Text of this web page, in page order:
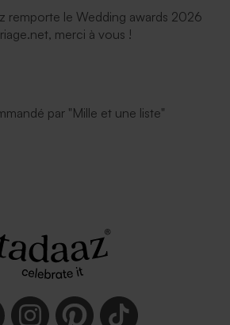
lavande
rectangulaire (14 x 12,5 cm)
remporte le Wedding awards 2026
merci à vous !
par "Mille et une liste"